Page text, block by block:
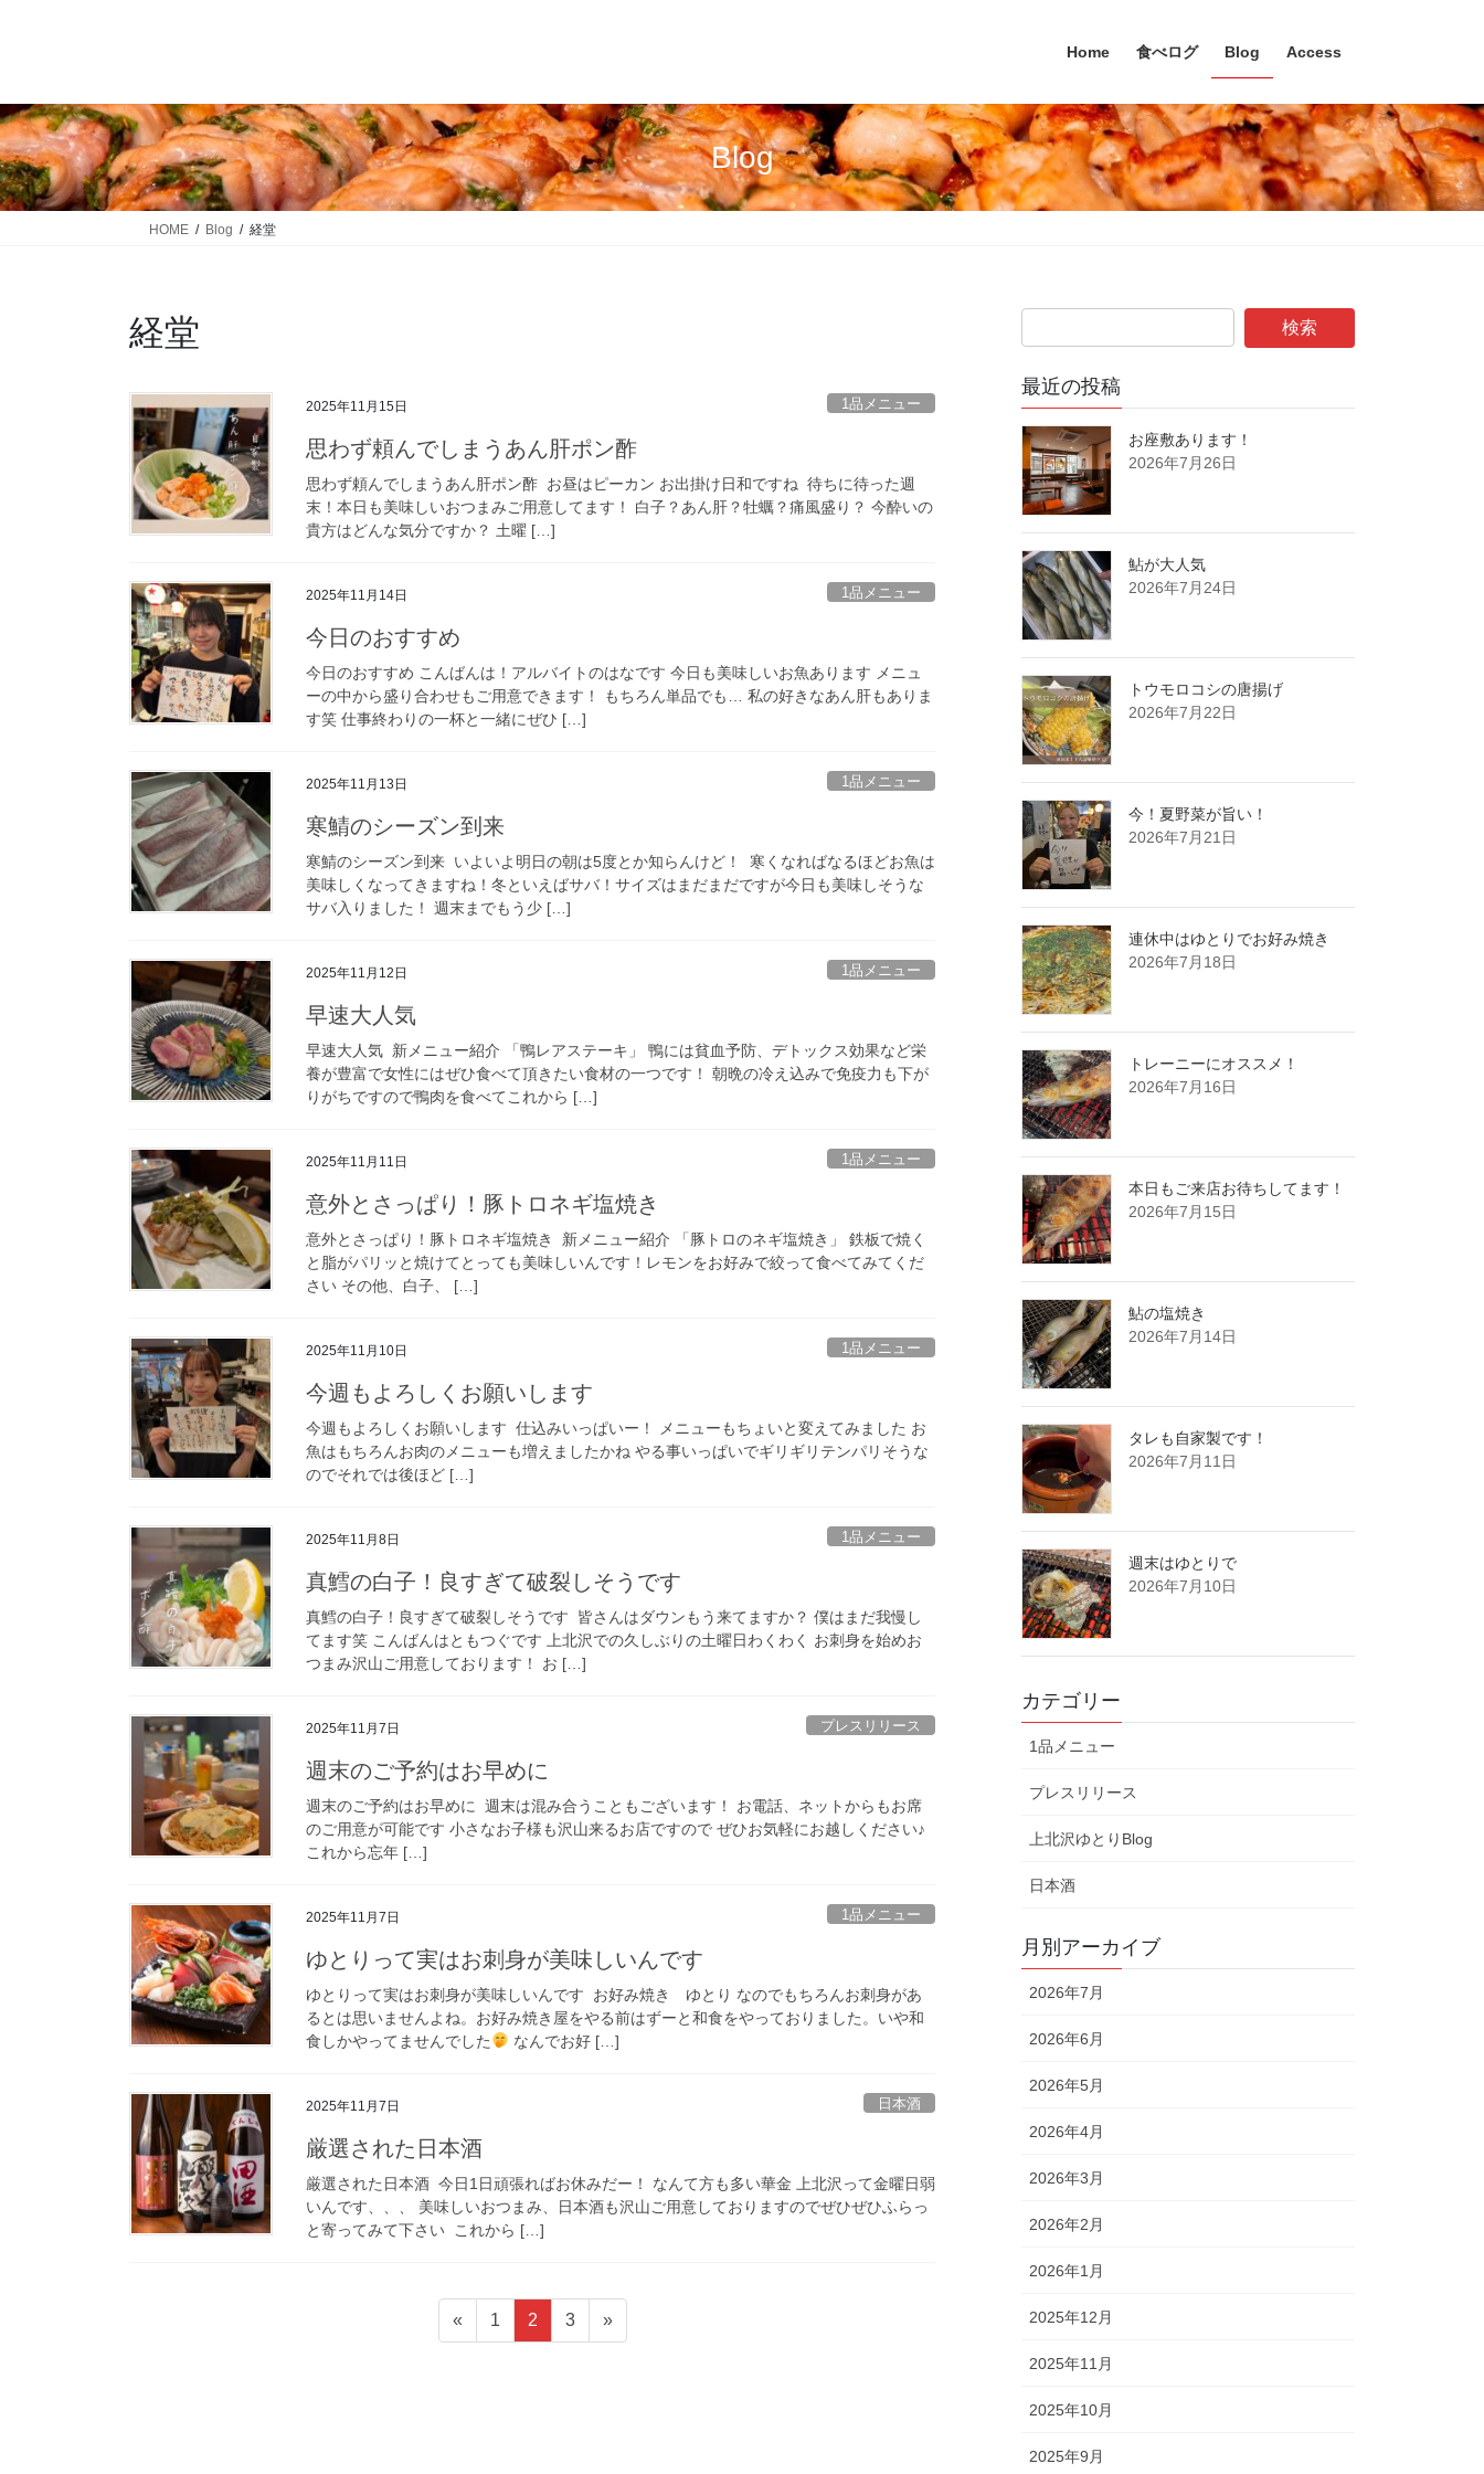
ツ
に
移
動
シ
ョ
ン
に
Home 食べログ Blog Access
Blog
HOME Blog 経堂
経堂
2025年11月15日 1品メニュー
思わず頼んでしまうあん肝ポン酢
思わず頼んでしまうあん肝ポン酢 ⁡ お昼はピーカン️ お出掛け日和ですね ⁡ 待ちに待った週
末！本日も美味しいおつまみご用意してます！ 白子？あん肝？牡蠣？痛風盛り？ 今酔いの
貴方はどんな気分ですか？ 土曜 […]
2025年11月14日 1品メニュー
今日のおすすめ
今日のおすすめ こんばんは！アルバイトのはなです 今日も美味しいお魚あります メニュ
ーの中から盛り合わせもご用意できます！ もちろん単品でも… 私の好きなあん肝もありま
す️笑 仕事終わりの一杯と一緒にぜひ […]
2025年11月13日 1品メニュー
寒鯖のシーズン到来️
寒鯖のシーズン到来️ ⁡ いよいよ明日の朝は5度とか知らんけど！ ⁡ 寒くなればなるほどお魚は
美味しくなってきますね！冬といえばサバ！サイズはまだまだですが今日も美味しそうな
サバ入りました！ 週末までもう少 […]
2025年11月12日 1品メニュー
早速大人気️
早速大人気️ ⁡ 新メニュー紹介 「鴨レアステーキ」 鴨には貧血予防、デトックス効果など栄
養が豊富で女性にはぜひ食べて頂きたい食材の一つです！ 朝晩の冷え込みで免疫力も下が
りがちですので鴨肉を食べてこれから […]
2025年11月11日 1品メニュー
意外とさっぱり！豚トロネギ塩焼き️
意外とさっぱり！豚トロネギ塩焼き️ ⁡ 新メニュー紹介 「豚トロのネギ塩焼き」 鉄板で焼く
と脂がパリッと焼けてとっても美味しいんです！レモンをお好みで絞って食べてみてくだ
さい️ その他、白子、 […]
2025年11月10日 1品メニュー
今週もよろしくお願いします️
今週もよろしくお願いします️ ⁡ 仕込みいっぱいー！ メニューもちょいと変えてみました️ お
魚はもちろんお肉のメニューも増えましたかね やる事いっぱいでギリギリテンパリそうな
のでそれでは後ほど […]
2025年11月8日 1品メニュー
真鱈の白子！良すぎて破裂しそうです
真鱈の白子！良すぎて破裂しそうです ⁡ 皆さんはダウンもう来てますか？ 僕はまだ我慢し
てます笑 こんばんはともつぐです 上北沢での久しぶりの土曜日️わくわく お刺身を始めお
つまみ沢山ご用意しております！ お […]
2025年11月7日 プレスリリース
週末のご予約はお早めに️
週末のご予約はお早めに️ ⁡ 週末は混み合うこともございます！ お電話、ネットからもお席
のご用意が可能です️ 小さなお子様も沢山来るお店ですので ぜひお気軽にお越しください♪ ⁡
これから忘年 […]
2025年11月7日 1品メニュー
ゆとりって実はお刺身が美味しいんです
ゆとりって実はお刺身が美味しいんです ⁡ お好み焼き ゆとり なのでもちろんお刺身があ
るとは思いませんよね。お好み焼き屋をやる前はずーと和食をやっておりました。いや和
食しかやってませんでした
なんでお好 […]
2025年11月7日 日本酒
厳選された日本酒
厳選された日本酒 ⁡ 今日1日頑張ればお休みだー！ なんて方も多い華金️ 上北沢って金曜日弱
いんです、、、 美味しいおつまみ、日本酒も沢山ご用意しておりますのでぜひぜひふらっ
と寄ってみて下さい ⁡ これから […]
«
ペ
ー
1
ペ
ー
2
ペ
ー
3 »
最近の投稿
お座敷あります！
2026年7月26日
鮎が大人気️
2026年7月24日
トウモロコシの唐揚げ
2026年7月22日
今！夏野菜が旨い！
2026年7月21日
連休中はゆとりでお好み焼き
2026年7月18日
トレーニーにオススメ！
2026年7月16日
本日もご来店お待ちしてます！
2026年7月15日
鮎の塩焼き
2026年7月14日
タレも自家製です！
2026年7月11日
週末はゆとりで
2026年7月10日
カテゴリー
1品メニュー
プレスリリース
上北沢ゆとりBlog
日本酒
月別アーカイブ
2026年7月
2026年6月
2026年5月
2026年4月
2026年3月
2026年2月
2026年1月
2025年12月
2025年11月
2025年10月
2025年9月